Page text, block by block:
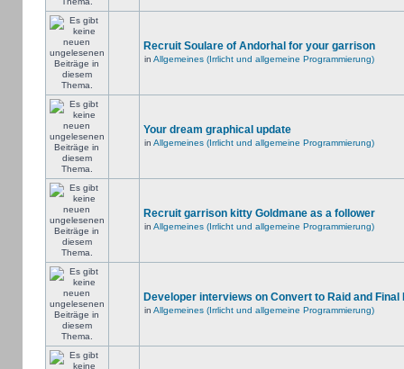
Recruit Soulare of Andorhal for your garrison
in Allgemeines (Irrlicht und allgemeine Programmierung)
Your dream graphical update
in Allgemeines (Irrlicht und allgemeine Programmierung)
Recruit garrison kitty Goldmane as a follower
in Allgemeines (Irrlicht und allgemeine Programmierung)
Developer interviews on Convert to Raid and Final
in Allgemeines (Irrlicht und allgemeine Programmierung)